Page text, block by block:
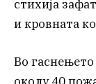
стихија
и кровната
Во